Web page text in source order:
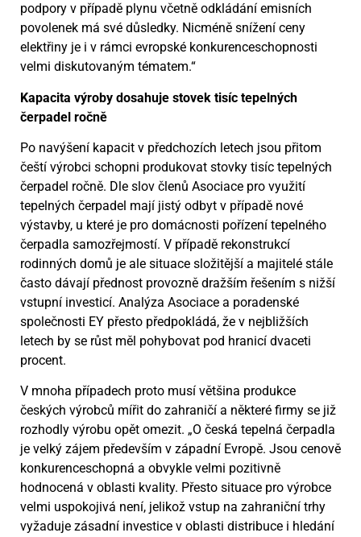
podpory v případě plynu včetně odkládání emisních
povolenek má své důsledky. Nicméně snížení ceny
elektřiny je i v rámci evropské konkurenceschopnosti
velmi diskutovaným tématem.“
Kapacita výroby dosahuje stovek tisíc tepelných
čerpadel ročně
Po navýšení kapacit v předchozích letech jsou přitom
čeští výrobci schopni produkovat stovky tisíc tepelných
čerpadel ročně. Dle slov členů Asociace pro využití
tepelných čerpadel mají jistý odbyt v případě nové
výstavby, u které je pro domácnosti pořízení tepelného
čerpadla samozřejmostí. V případě rekonstrukcí
rodinných domů je ale situace složitější a majitelé stále
často dávají přednost provozně dražším řešením s nižší
vstupní investicí. Analýza Asociace a poradenské
společnosti EY přesto předpokládá, že v nejbližších
letech by se růst měl pohybovat pod hranicí dvaceti
procent.
V mnoha případech proto musí většina produkce
českých výrobců mířit do zahraničí a některé firmy se již
rozhodly výrobu opět omezit. „O česká tepelná čerpadla
je velký zájem především v západní Evropě. Jsou cenově
konkurenceschopná a obvykle velmi pozitivně
hodnocená v oblasti kvality. Přesto situace pro výrobce
velmi uspokojivá není, jelikož vstup na zahraniční trhy
vyžaduje zásadní investice v oblasti distribuce i hledání